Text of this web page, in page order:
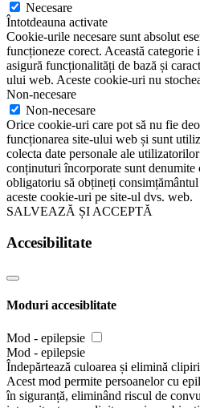
Necesare
Întotdeauna activate
Cookie-urile necesare sunt absolut
funcționeze corect. Această
asigură funcționalități de bază și
ului web. Aceste cookie-uri nu
Non-necesare
Non-necesare
Orice cookie-uri care pot să nu fie
funcționarea site-ului web și sunt
colecta date personale ale
conținuturi încorporate sunt denumite
obligatoriu să obțineți
aceste cookie-uri pe site-ul dvs. web.
SALVEAZĂ ȘI ACCEPTĂ
Accesibilitate
Moduri accesiblitate
Mod - epilepsie
Mod - epilepsie
Îndepărtează culoarea și elimină
Acest mod permite persoanelor cu
în siguranță, eliminând riscul de